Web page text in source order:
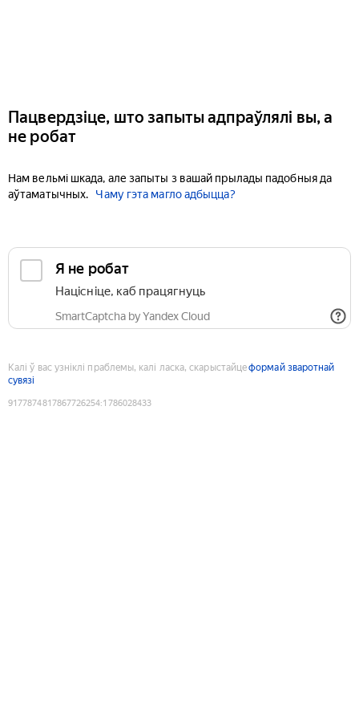
Пацвердзіце, што запыты адпраўлялі вы, а
не робат
Нам вельмі шкада, але запыты з вашай прылады падобныя да
аўтаматычных.
Чаму гэта магло адбыцца?
Я не робат
Націсніце, каб працягнуць
SmartCaptcha by Yandex Cloud
Калі ў вас узніклі праблемы, калі ласка, скарыстайцеформай зваротнай
сувязі
9177874817867726254:1786028433